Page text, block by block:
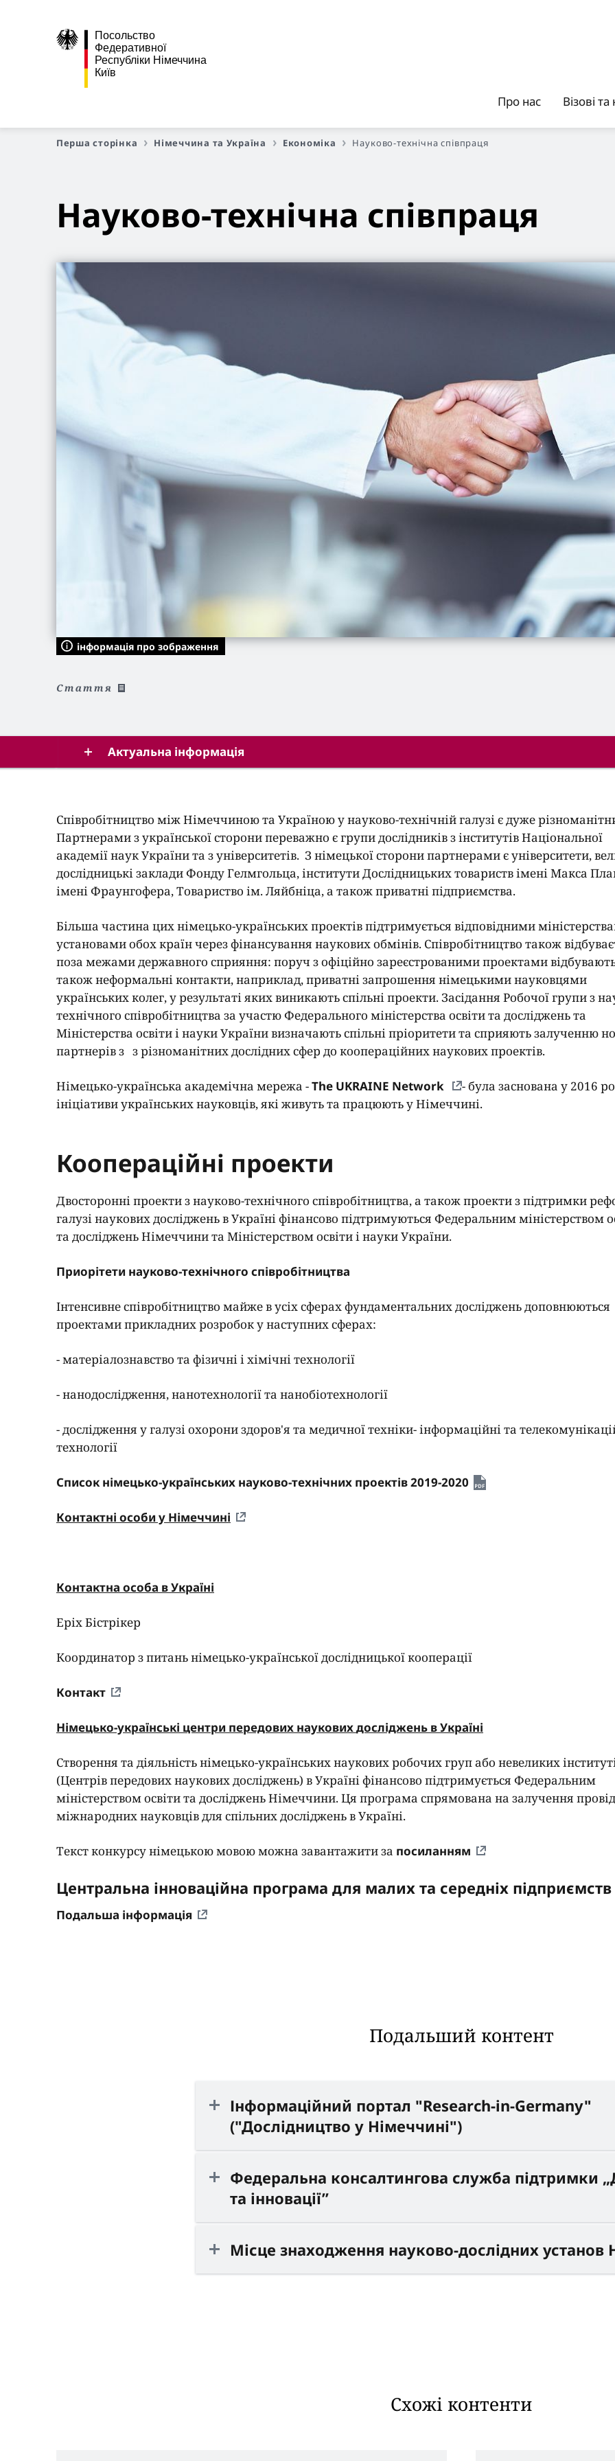
Посольство
Федеративної
Республіки Німеччина
Київ
Про нас
Візові
Перша сторінка Німеччина та Україна Економіка Науково-технічна співпраця
Науково-технічна співпраця
інформація про зображення
Cтаття
Актуальна інформація
Співробітництво між Німеччиною та Україною у науково-технічній галузі є дуже
Партнерами з української сторони переважно є групи дослідників з інститутів Національної
академії наук України та з університетів. З німецької сторони партнерами є університети,
дослідницькі заклади Фонду Гелмгольца, інститути Дослідницьких товариств імені Макса
імені Фраунгофера, Товариство ім. Ляйбніца, а також приватні підприємства.
Більша частина цих німецько-українських проектів підтримується відповідними
установами обох країн через фінансування наукових обмінів. Співробітництво також
поза межами державного сприяння: поруч з офіційно зареєстрованими проектами
також неформальні контакти, наприклад, приватні запрошення німецькими науковцями
українських колег, у результаті яких виникають спільні проекти.Засідання Робочої групи з
технічного співробітництва за участю Федерального міністерства освіти та досліджень та
Міністерства освіти і науки України визначають спільні пріоритети та сприяють залученню
партнерів з з різноманітних дослідних сфер до коопераційних наукових проектів.
Німецько-українська академічна мережа -The UKRAINE Network
- була заснована у 2016
ініціативи українських науковців, які живуть та працюють у Німеччині.
Коопераційні проекти
Двосторонні проекти з науково-технічного співробітництва, а також проекти з підтримки
галузі наукових досліджень в Україні фінансово підтримуються Федеральним міністерством
та досліджень Німеччини та Міністерством освіти і науки України.
Приорітети науково-технічного співробітництва
Інтенсивне співробітництво майже в усіх сферах фундаментальних досліджень доповнюються
проектами прикладних розробок у наступних сферах:
- матеріалознавство та фізичні і хімічні технології
- нанодослідження, нанотехнології та нанобіотехнології
- дослідження у галузі охорони здоров'я та медичної техніки- інформаційні та
технології
Список німецько-українських науково-технічних проектів 2019-2020
Контактні особи у Німеччині
Контактна особа в Україні
Еріх Бістрікер
Координатор з питань німецько-української дослідницької кооперації
Контакт
Німецько-українські центри передових науковихдосліджень в Україні
Створення та діяльність німецько-українських наукових робочих груп або невеликих
(Центрів передових наукових досліджень) в Україні фінансово підтримується Федеральним
міністерством освіти та досліджень Німеччини. Ця програма спрямована на залучення
міжнародних науковців для спільних досліджень в Україні.
Текст конкурсу німецькою мовою можна завантажити за посиланням
Центральна інноваційна програма для малих та середніх
Подальша інформація
Подальший контент
Інформаційний портал "Research-in-Germany"
("Дослідництво у Німеччині")
Федеральна консалтингова служба підтримки
та інновації”
Місце знаходження науково-дослідних установ
Схожі контенти